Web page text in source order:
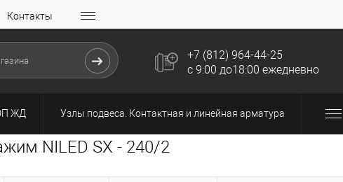
Контакты
+7 (812) 964-44-25
с 9:00 до18:00 ежедневно
ЖД Узлы подвеса. Контактная и линейная арматура
NILED SX - 240/2